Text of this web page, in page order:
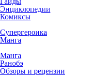
Энциклопедии
Комиксы
Супергероика
Манга
Манга
Ранобэ
Обзоры и рецензии